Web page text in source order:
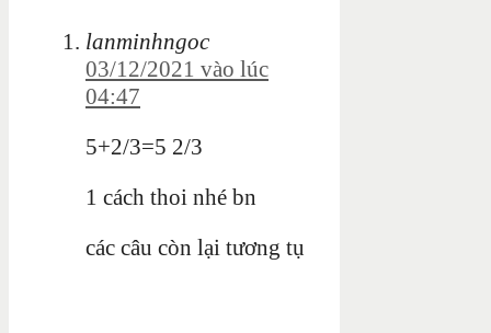
lanminhngoc
03/12/2021 vào lúc
04:47
5+2/3=5 2/3
1 cách thoi nhé bn
các câu còn lại tương tụ